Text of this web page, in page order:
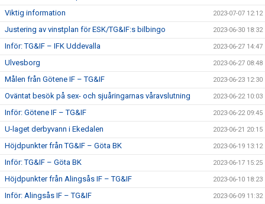
Viktig information 2023-07-07 12:12
Justering av vinstplan för ESK/TG&IF:s bilbingo 2023-06-30 18:32
Inför: TG&IF – IFK Uddevalla 2023-06-27 14:47
Ulvesborg 2023-06-27 08:48
Målen från Götene IF – TG&IF 2023-06-23 12:30
Oväntat besök på sex- och sjuåringarnas våravslutning 2023-06-22 10:03
Inför: Götene IF – TG&IF 2023-06-22 09:45
U-laget derbyvann i Ekedalen 2023-06-21 20:15
Höjdpunkter från TG&IF – Göta BK 2023-06-19 13:12
Inför: TG&IF – Göta BK 2023-06-17 15:25
Höjdpunkter från Alingsås IF – TG&IF 2023-06-10 18:23
Inför: Alingsås IF – TG&IF 2023-06-09 11:32